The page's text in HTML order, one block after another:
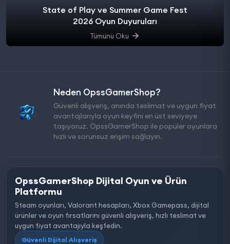
State of Play ve Summer Game Fest
2026 Oyun Duyuruları
Tümünü Oku
Neden OpssGamerShop?
Güvenli alışveriş, anında teslimat ve uygun fiyat
avantajlarıyla oyun keyfini en üst seviyeye
taşıyoruz. OpssGamerShop ile popüler oyunlara
hızlı ve sorunsuz erişim sağlayın.
OpssGamerShop Dijital Oyun ve Ürün
Platformu
Steam oyunları, Valorant hesapları, Xbox Gamepass, dijital
ürünler ve oyun fırsatlarını güvenli alışveriş, hızlı teslimat ve
uygun fiyat avantajıyla keşfedin.
Güvenli Dijital Alışveriş